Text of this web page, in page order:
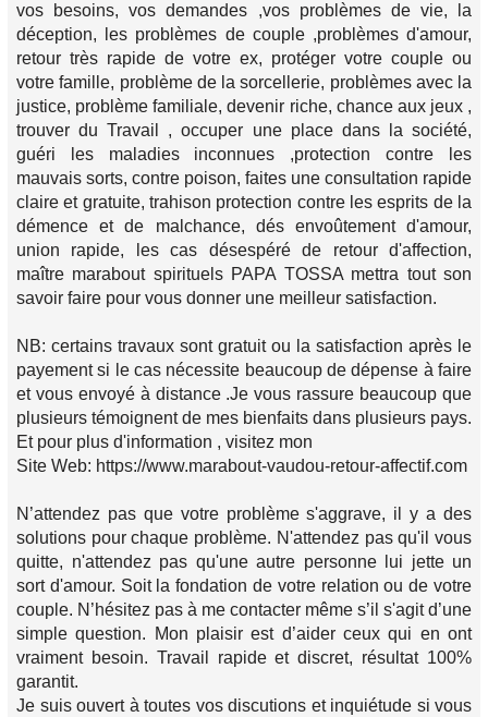
vos besoins, vos demandes ,vos problèmes de vie, la
déception, les problèmes de couple ,problèmes d'amour,
retour très rapide de votre ex, protéger votre couple ou
votre famille, problème de la sorcellerie, problèmes avec la
justice, problème familiale, devenir riche, chance aux jeux ,
trouver du Travail , occuper une place dans la société,
guéri les maladies inconnues ,protection contre les
mauvais sorts, contre poison, faites une consultation rapide
claire et gratuite, trahison protection contre les esprits de la
démence et de malchance, dés envoûtement d'amour,
union rapide, les cas désespéré de retour d'affection,
maître marabout spirituels PAPA TOSSA mettra tout son
savoir faire pour vous donner une meilleur satisfaction.
NB: certains travaux sont gratuit ou la satisfaction après le
payement si le cas nécessite beaucoup de dépense à faire
et vous envoyé à distance .Je vous rassure beaucoup que
plusieurs témoignent de mes bienfaits dans plusieurs pays.
Et pour plus d'information , visitez mon
Site Web: https://www.marabout-vaudou-retour-affectif.com
N’attendez pas que votre problème s'aggrave, il y a des
solutions pour chaque problème. N'attendez pas qu'il vous
quitte, n'attendez pas qu'une autre personne lui jette un
sort d'amour. Soit la fondation de votre relation ou de votre
couple. N’hésitez pas à me contacter même s’il s'agit d’une
simple question. Mon plaisir est d’aider ceux qui en ont
vraiment besoin. Travail rapide et discret, résultat 100%
garantit.
Je suis ouvert à toutes vos discutions et inquiétude si vous